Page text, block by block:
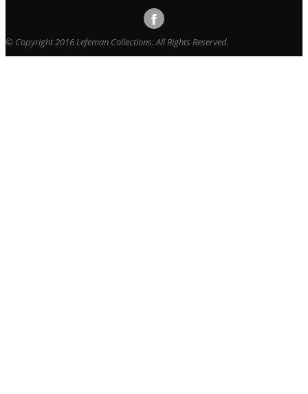
© Copyright 2016 Lefeman Collections. All Rights Reserved.